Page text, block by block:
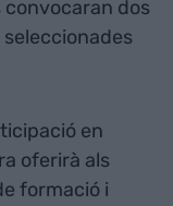
convocaran dos
en
oferirà als
formació i